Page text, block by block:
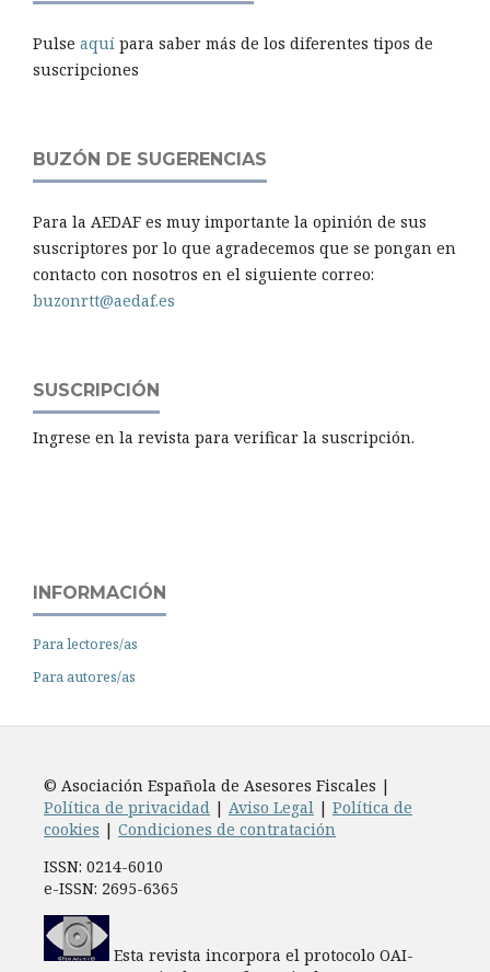
Pulse aquí para saber más de los diferentes tipos de
suscripciones
BUZÓN DE SUGERENCIAS
Para la AEDAF es muy importante la opinión de sus
suscriptores por lo que agradecemos que se pongan en
contacto con nosotros en el siguiente correo:
buzonrtt@aedaf.es
SUSCRIPCIÓN
Ingrese en la revista para verificar la suscripción.
INFORMACIÓN
Para lectores/as
Para autores/as
© Asociación Española de Asesores Fiscales |
Política de privacidad| Aviso Legal| Política de
cookies | Condiciones de contratación
ISSN: 0214-6010
e-ISSN: 2695-6365
Esta revista incorpora el protocolo OAI-